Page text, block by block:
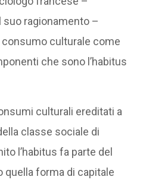
ragionamento –
culturale come
che sono l’habitus
culturali ereditati a
classe sociale di
l’habitus fa parte del
quella forma di capitale